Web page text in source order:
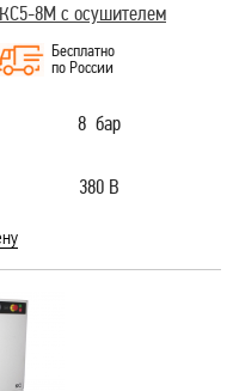
8М с осушителем
Бесплатно
по России
8 бар
380 В